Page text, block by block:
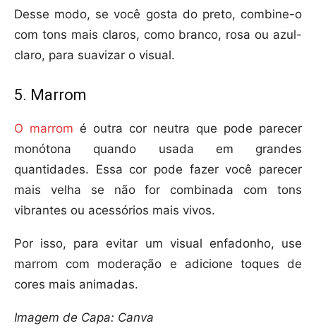
Desse modo, se você gosta do preto, combine-o
com tons mais claros, como branco, rosa ou azul-
claro, para suavizar o visual.
5. Marrom
O marrom é outra cor neutra que pode parecer
monótona quando usada em grandes
quantidades. Essa cor pode fazer você parecer
mais velha se não for combinada com tons
vibrantes ou acessórios mais vivos.
Por isso, para evitar um visual enfadonho, use
marrom com moderação e adicione toques de
cores mais animadas.
Imagem de Capa: Canva